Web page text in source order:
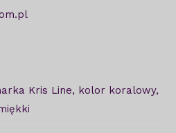
Kris Line, kolor koralowy,